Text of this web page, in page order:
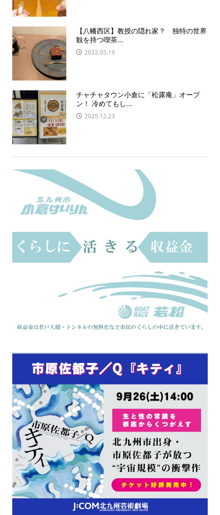
【八幡西区】教授の隠れ家？ 独特の世界
観を持つ喫茶...
2022.05.19
チャチャタウン小倉に「松露庵」オープ
ン！ 冷めてもし...
2025.12.23